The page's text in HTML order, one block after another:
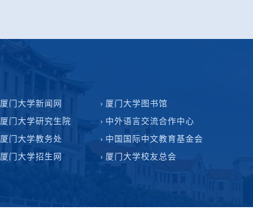
厦门大学新闻网
厦门大学图书馆
厦门大学研究生院
中外语言交流合作中心
厦门大学教务处
中国国际中文教育基金会
厦门大学招生网
厦门大学校友总会